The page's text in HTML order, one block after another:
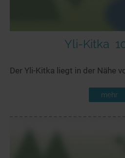
Yli-Kitka
Der Yli-Kitka liegt in der Nähe
mehr